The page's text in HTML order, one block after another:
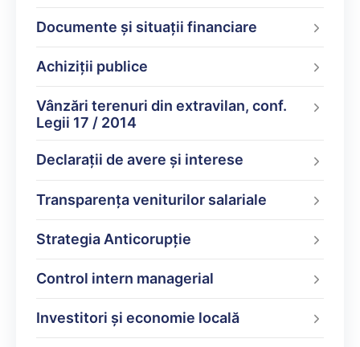
Documente şi situaţii financiare
Achiziții publice
Vânzări terenuri din extravilan, conf.
Legii 17 / 2014
Declarații de avere şi interese
Transparența veniturilor salariale
Strategia Anticorupție
Control intern managerial
Investitori și economie locală